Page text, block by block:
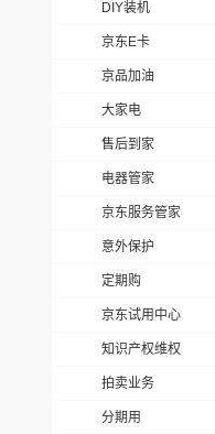
DIY装机
京东E卡
京品加油
大家电
售后到家
电器管家
京东服务管家
意外保护
定期购
京东试用中心
知识产权维权
拍卖业务
分期用